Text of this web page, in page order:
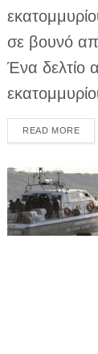
σε βουνό
Ένα δελτίο
READ MORE